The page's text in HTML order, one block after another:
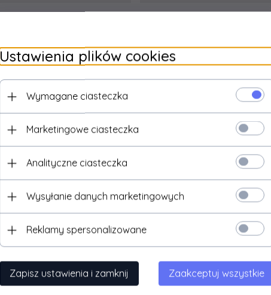
Telefony i smartfony Karty graficzne
Ustawienia plików cookies
Wymagane ciasteczka
Marketingowe ciasteczka
Analityczne ciasteczka
Wysyłanie danych marketingowych
Reklamy spersonalizowane
Zapisz ustawienia i zamknij Zaakceptuj wszystkie